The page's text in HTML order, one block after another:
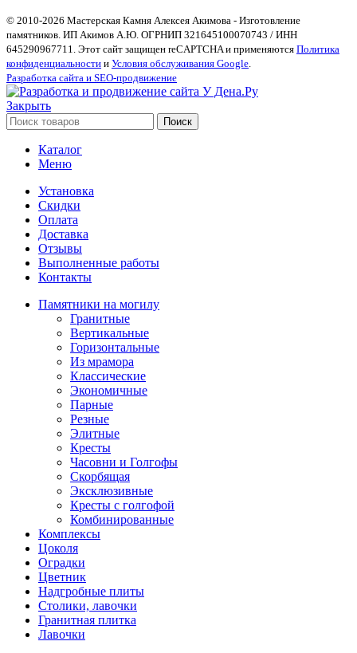
© 2010-2026 Мастерская Камня Алексея Акимова - Изготовление
памятников. ИП Акимов А.Ю. ОГРНИП 321645100070743 / ИНН
645290967711. Этот сайт защищен reCAPTCHA и применяются Политика
конфиденциальности и Условия обслуживания Google
Разработка сайта и SEO-продвижение
Закрыть
Поиск
Каталог
Меню
Установка
Скидки
Оплата
Доставка
Отзывы
Выполненные работы
Контакты
Памятники на могилу
Гранитные
Вертикальные
Горизонтальные
Из мрамора
Классические
Экономичные
Парные
Резные
Элитные
Кресты
Часовни и Голгофы
Скорбящая
Эксклюзивные
Кресты с голгофой
Комбинированные
Комплексы
Цоколя
Оградки
Цветник
Надгробные плиты
Столики, лавочки
Гранитная плитка
Лавочки